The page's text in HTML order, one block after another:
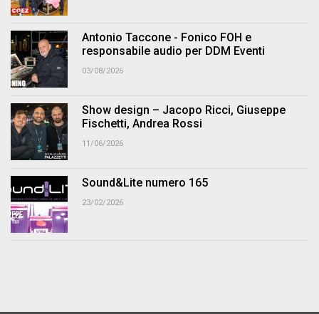
Antonio Taccone - Fonico FOH e
responsabile audio per DDM Eventi
03/08/2026
Show design – Jacopo Ricci, Giuseppe
Fischetti, Andrea Rossi
11/06/2026
Sound&Lite numero 165
23/02/2026